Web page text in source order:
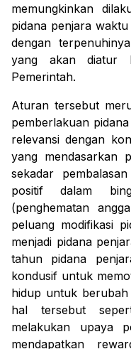
memungkinkan
pidana penjara
dengan
yang akan diatur
Pemerintah.
Aturan tersebut
pemberlakuan
relevansi dengan
yang mendasarkan
sekadar pembalasan
positif dalam
(penghematan
peluang modifikasi
menjadi pidana
tahun pidana
kondusif untuk
hidup untuk
hal tersebut
melakukan upaya
mendapatkan